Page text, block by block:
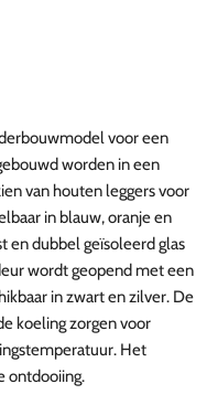
voor een
worden in een
van houten leggers voor
in blauw, oranje en
en dubbel geïsoleerd glas
wordt geopend met een
in zwart en zilver. De
koeling zorgen voor
Het
ontdooiing.